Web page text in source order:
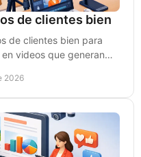
de clientes bien
de clientes bien para
videos que generan
2026